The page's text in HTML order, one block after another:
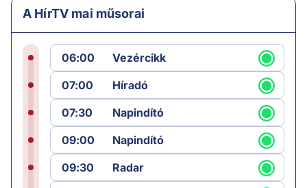
A HírTV mai műsorai
06:00
Vezércikk
07:00
Híradó
07:30
Napindító
09:00
Napindító
09:30
Radar